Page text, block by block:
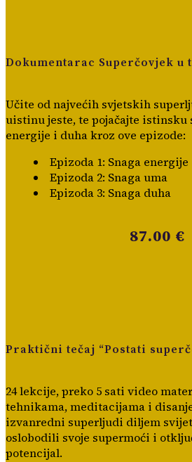
Dokumentarac Superčovjek u
Učite od najvećih svjetskih
uistinu jeste, te pojačajte istinsku
energije i duha kroz ove epizode:
Epizoda 1: Snaga energije
Epizoda 2: Snaga uma
Epizoda 3: Snaga duha
87.00 €
Praktični tečaj “Postati
24 lekcije, preko 5 sati video
tehnikama, meditacijama i
izvanredni superljudi diljem
oslobodili svoje supermoći i
potencijal.